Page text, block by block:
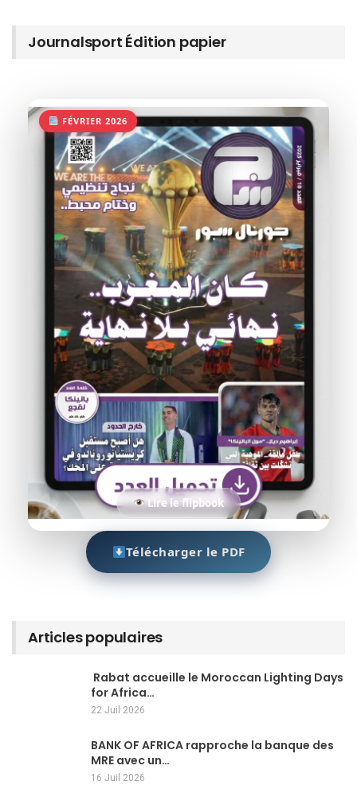
Journalsport Édition papier
FÉVRIER 2026
Lire le flipbook
Télécharger le PDF
Articles populaires
Rabat accueille le Moroccan Lighting Days
for Africa…
22 Juil 2026
BANK OF AFRICA rapproche la banque des
MRE avec un…
16 Juil 2026